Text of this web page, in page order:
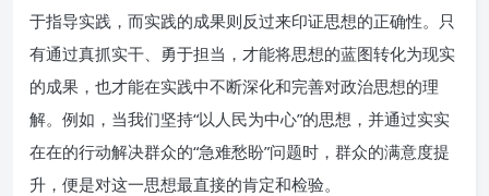
于指导实践，而实践的成果则反过来印证思想的正确性。只
有通过真抓实干、勇于担当，才能将思想的蓝图转化为现实
的成果，也才能在实践中不断深化和完善对政治思想的理
解。例如，当我们坚持“以人民为中心”的思想，并通过实实
在在的行动解决群众的“急难愁盼”问题时，群众的满意度提
升，便是对这一思想最直接的肯定和检验。